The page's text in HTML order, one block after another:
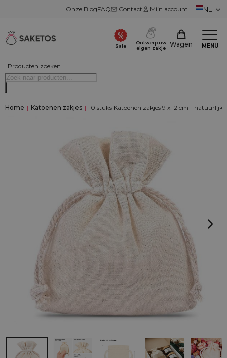
Onze BlogFAQ Contact Mijn account NL
Producten zoeken
Sale
Ontwerp uw
eigen zakje
Wagen MENU
Home | Katoenen zakjes | 10 stuks Katoenen zakjes 9 x 12 cm - natuurlijk